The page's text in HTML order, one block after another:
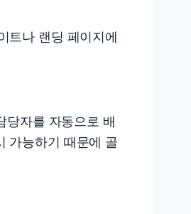
트나 랜딩 페이지에
당자를 자동으로 배
가능하기 때문에 골